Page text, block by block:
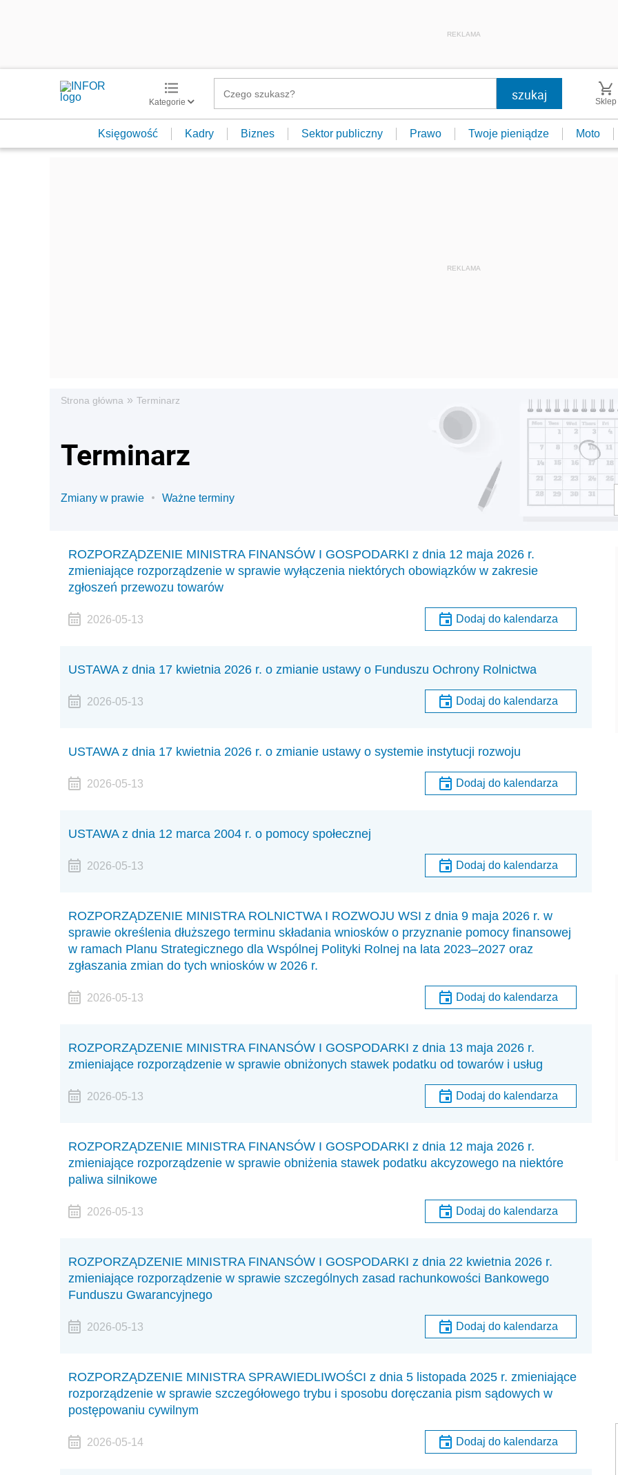
REKLAMA
Kategorie Sklep
Księgowość Kadry Biznes Sektor publiczny Prawo Twoje pieniądze Moto
Strona główna » Terminarz
Terminarz
Zmiany w prawie Ważne terminy
ROZPORZĄDZENIE MINISTRA FINANSÓW I GOSPODARKI z dnia 12 maja 2026 r.
zmieniające rozporządzenie w sprawie wyłączenia niektórych obowiązków w zakresie
zgłoszeń przewozu towarów
2026-05-13 Dodaj do kalendarza
USTAWA z dnia 17 kwietnia 2026 r. o zmianie ustawy o Funduszu Ochrony Rolnictwa
2026-05-13 Dodaj do kalendarza
USTAWA z dnia 17 kwietnia 2026 r. o zmianie ustawy o systemie instytucji rozwoju
2026-05-13 Dodaj do kalendarza
USTAWA z dnia 12 marca 2004 r. o pomocy społecznej
2026-05-13 Dodaj do kalendarza
ROZPORZĄDZENIE MINISTRA ROLNICTWA I ROZWOJU WSI z dnia 9 maja 2026 r. w
sprawie określenia dłuższego terminu składania wniosków o przyznanie pomocy finansowej
w ramach Planu Strategicznego dla Wspólnej Polityki Rolnej na lata 2023–2027 oraz
zgłaszania zmian do tych wniosków w 2026 r.
2026-05-13 Dodaj do kalendarza
ROZPORZĄDZENIE MINISTRA FINANSÓW I GOSPODARKI z dnia 13 maja 2026 r.
zmieniające rozporządzenie w sprawie obniżonych stawek podatku od towarów i usług
2026-05-13 Dodaj do kalendarza
ROZPORZĄDZENIE MINISTRA FINANSÓW I GOSPODARKI z dnia 12 maja 2026 r.
zmieniające rozporządzenie w sprawie obniżenia stawek podatku akcyzowego na niektóre
paliwa silnikowe
2026-05-13 Dodaj do kalendarza
ROZPORZĄDZENIE MINISTRA FINANSÓW I GOSPODARKI z dnia 22 kwietnia 2026 r.
zmieniające rozporządzenie w sprawie szczególnych zasad rachunkowości Bankowego
Funduszu Gwarancyjnego
2026-05-13 Dodaj do kalendarza
ROZPORZĄDZENIE MINISTRA SPRAWIEDLIWOŚCI z dnia 5 listopada 2025 r. zmieniające
rozporządzenie w sprawie szczegółowego trybu i sposobu doręczania pism sądowych w
postępowaniu cywilnym
2026-05-14 Dodaj do kalendarza